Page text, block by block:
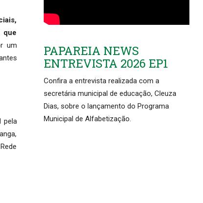
que
um
pela
PAPAREIA NEWS
ENTREVISTA 2026 EP1
Confira a entrevista realizada com a
secretária municipal de educação, Cleuza
Dias, sobre o lançamento do Programa
Municipal de Alfabetização.